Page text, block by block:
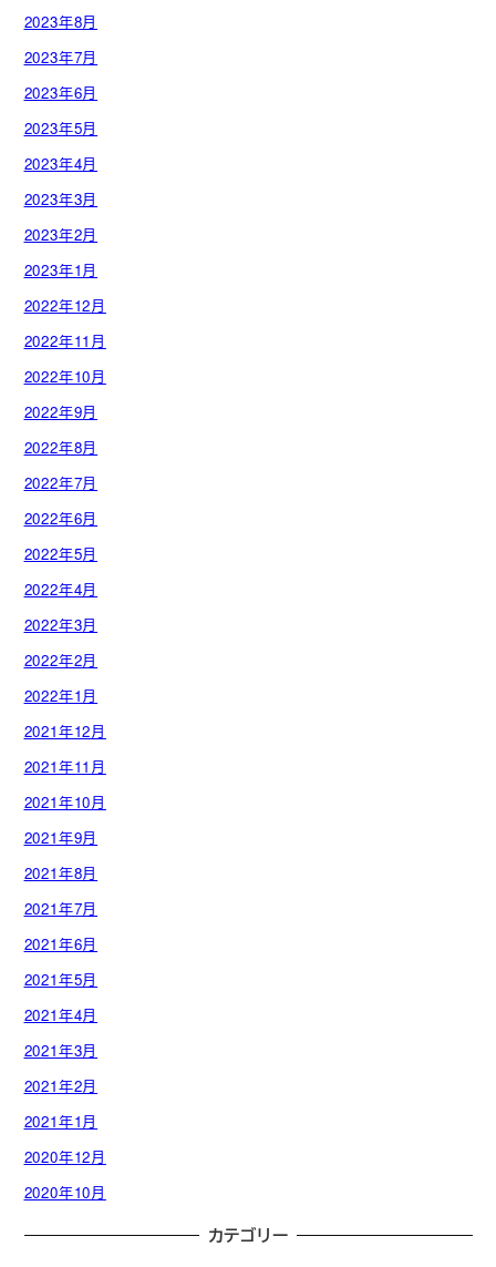
2023年8月
2023年7月
2023年6月
2023年5月
2023年4月
2023年3月
2023年2月
2023年1月
2022年12月
2022年11月
2022年10月
2022年9月
2022年8月
2022年7月
2022年6月
2022年5月
2022年4月
2022年3月
2022年2月
2022年1月
2021年12月
2021年11月
2021年10月
2021年9月
2021年8月
2021年7月
2021年6月
2021年5月
2021年4月
2021年3月
2021年2月
2021年1月
2020年12月
2020年10月
カテゴリー